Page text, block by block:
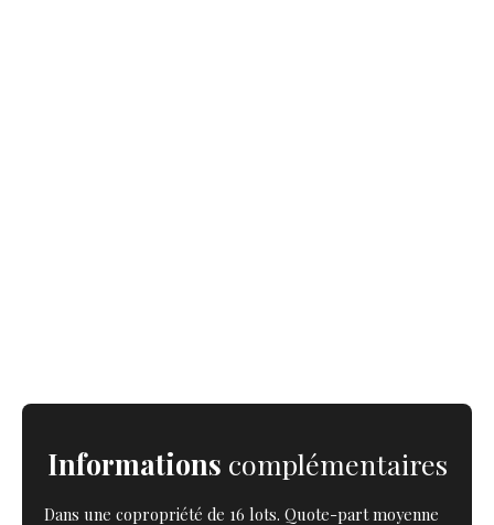
Informations complémentaires
Dans une copropriété de 16 lots. Quote-part moyenne